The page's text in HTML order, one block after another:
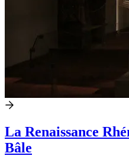
La Renaissance
Bâle